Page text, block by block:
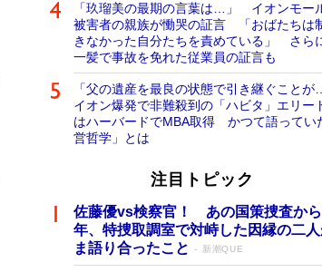
「玖瑠美の最期の言葉は…」 イオンモー
被害者の親族が慟哭の証言 「おばたちは
きなかった自分たちを責めている」 さら
一髪で事故を免れた従業員の証言も
「父の遺産を最良の状態で引き継ぐこと
イオン爆発で非難殺到の「ハビタ」エリー
はハーバードでMBA取得 かつて語ってい
営哲学」とは
注目トピック
佐藤優vs検察官！ あの国策捜査か
年、特捜取調室で対峙した因縁の二
ま語り合ったこと
新潮QUE